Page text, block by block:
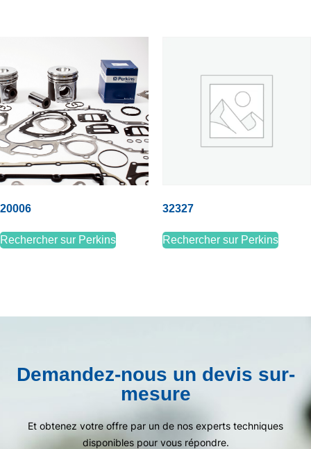
20006
Rechercher sur Perkins
32327
Rechercher sur Perkins
Demandez-nous un devis sur-
mesure
Et obtenez votre offre par un de nos experts techniques
disponibles pour vous répondre.